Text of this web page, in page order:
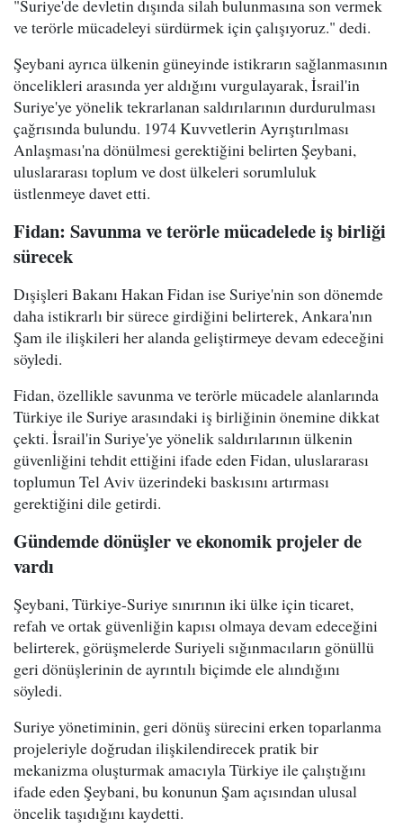
"Suriye'de devletin dışında silah bulunmasına son vermek
ve terörle mücadeleyi sürdürmek için çalışıyoruz." dedi.
Şeybani ayrıca ülkenin güneyinde istikrarın sağlanmasının
öncelikleri arasında yer aldığını vurgulayarak, İsrail'in
Suriye'ye yönelik tekrarlanan saldırılarının durdurulması
çağrısında bulundu. 1974 Kuvvetlerin Ayrıştırılması
Anlaşması'na dönülmesi gerektiğini belirten Şeybani,
uluslararası toplum ve dost ülkeleri sorumluluk
üstlenmeye davet etti.
Fidan: Savunma ve terörle mücadelede iş birliği
sürecek
Dışişleri Bakanı Hakan Fidan ise Suriye'nin son dönemde
daha istikrarlı bir sürece girdiğini belirterek, Ankara'nın
Şam ile ilişkileri her alanda geliştirmeye devam edeceğini
söyledi.
Fidan, özellikle savunma ve terörle mücadele alanlarında
Türkiye ile Suriye arasındaki iş birliğinin önemine dikkat
çekti. İsrail'in Suriye'ye yönelik saldırılarının ülkenin
güvenliğini tehdit ettiğini ifade eden Fidan, uluslararası
toplumun Tel Aviv üzerindeki baskısını artırması
gerektiğini dile getirdi.
Gündemde dönüşler ve ekonomik projeler de
vardı
Şeybani, Türkiye-Suriye sınırının iki ülke için ticaret,
refah ve ortak güvenliğin kapısı olmaya devam edeceğini
belirterek, görüşmelerde Suriyeli sığınmacıların gönüllü
geri dönüşlerinin de ayrıntılı biçimde ele alındığını
söyledi.
Suriye yönetiminin, geri dönüş sürecini erken toparlanma
projeleriyle doğrudan ilişkilendirecek pratik bir
mekanizma oluşturmak amacıyla Türkiye ile çalıştığını
ifade eden Şeybani, bu konunun Şam açısından ulusal
öncelik taşıdığını kaydetti.